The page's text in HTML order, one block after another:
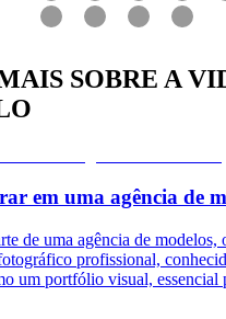
SOBRE A
em uma agência de
de uma agência de modelos,
profissional,
um portfólio visual, essencial